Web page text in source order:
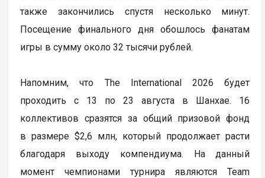
также закончились спустя несколько минут.
Посещение финального дня обошлось фанатам
игры в сумму около 32 тысячи рублей.
Напомним, что The International 2026 будет
проходить с 13 по 23 августа в Шанхае. 16
коллективов сразятся за общий призовой фонд
в размере $2,6 млн, который продолжает расти
благодаря выходу компендиума. На данный
момент чемпионами турнира являются Team